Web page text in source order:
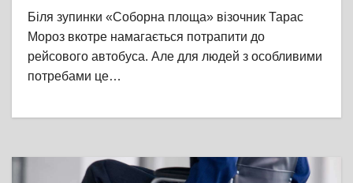
Біля зупинки «Соборна площа» візочник Тарас
Мороз вкотре намагається потрапити до
рейсового автобуса. Але для людей з особливими
потребами це…